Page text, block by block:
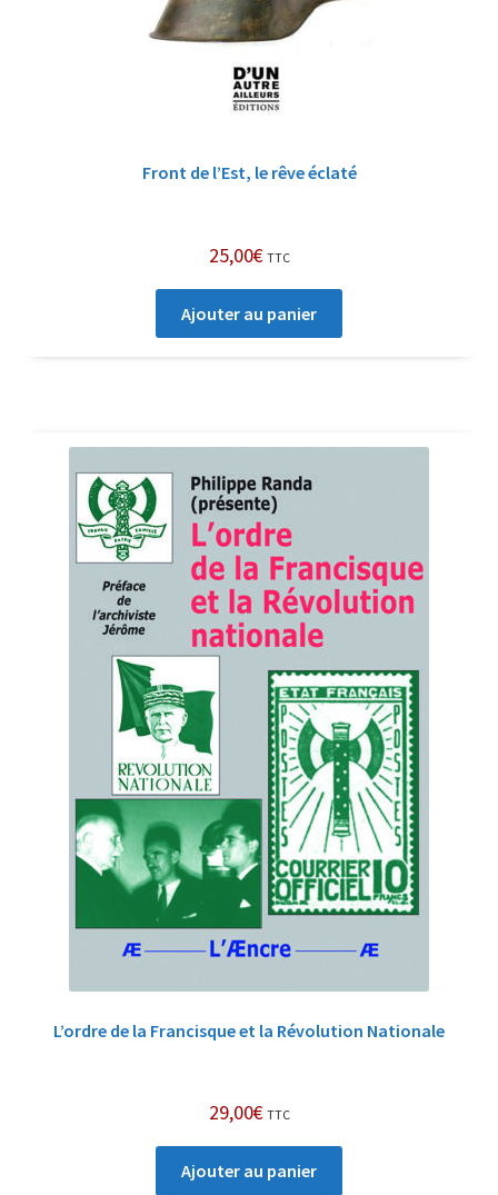
Front de l’Est, le rêve éclaté
25,00€ TTC
Ajouter au panier
L’ordre de la Francisque et la Révolution Nationale
29,00€ TTC
Ajouter au panier